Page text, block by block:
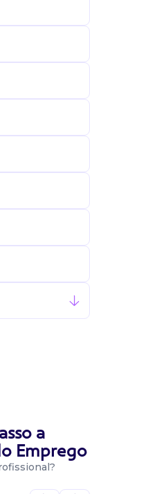
a
Emprego